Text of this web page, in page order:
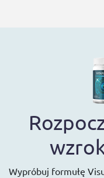
Wypróbuj formułę